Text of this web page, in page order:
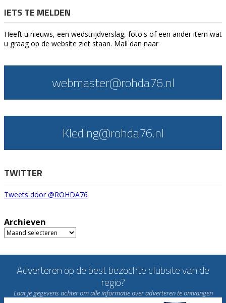
IETS TE MELDEN
Heeft u nieuws, een wedstrijdverslag, foto's of een ander item wat
u graag op de website ziet staan. Mail dan naar
webmaster@rohda76.nl
Kleding@rohda76.nl
TWITTER
Tweets door @ROHDA76
Archieven
Archieven
Adverteren op de best bezochte clubsite van de
regio?
Laat je gegevens achter om alle informatie over adverteren te ontvangen